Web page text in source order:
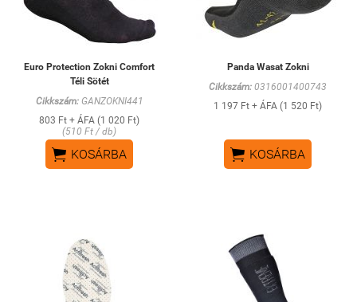
Euro Protection Zokni Comfort
Téli Sötét
Cikkszám:GANZOKNI441
803 Ft + ÁFA (1 020 Ft)
(510 Ft / db)
 KOSÁRBA
Panda Wasat Zokni
Cikkszám: 0316001400743
1 197 Ft + ÁFA (1 520 Ft)
 KOSÁRBA